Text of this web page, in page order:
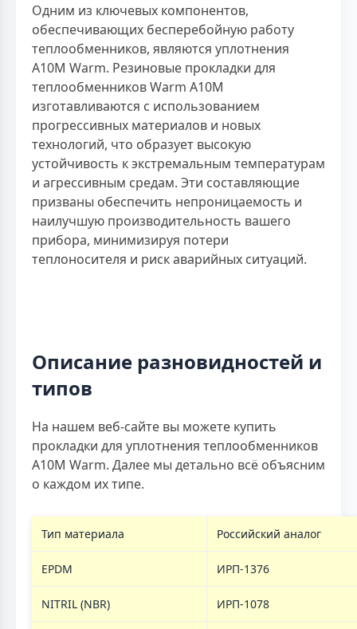
Одним из ключевых компонентов,
обеспечивающих бесперебойную работу
теплообменников, являются уплотнения
A10M Warm. Резиновые прокладки для
теплообменников Warm A10M
изготавливаются с использованием
прогрессивных материалов и новых
технологий, что образует высокую
устойчивость к экстремальным температурам
и агрессивным средам. Эти составляющие
призваны обеспечить непроницаемость и
наилучшую производительность вашего
прибора, минимизируя потери
теплоносителя и риск аварийных ситуаций.
Описание разновидностей и
типов
На нашем веб-сайте вы можете купить
прокладки для уплотнения теплообменников
A10M Warm. Далее мы детально всё объясним
о каждом их типе.
Тип материала Российский аналог
EPDM ИРП-1376
NITRIL (NBR) ИРП-1078